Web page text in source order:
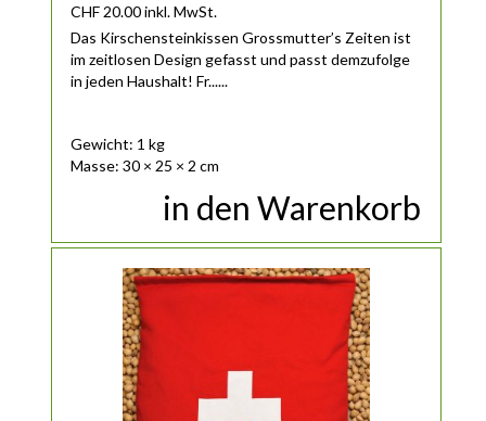
CHF 20.00 inkl. MwSt.
Das Kirschensteinkissen Grossmutter’s Zeiten ist
im zeitlosen Design gefasst und passt demzufolge
in jeden Haushalt! Fr......
Gewicht: 1 kg
Masse: 30 × 25 × 2 cm
in den Warenkorb